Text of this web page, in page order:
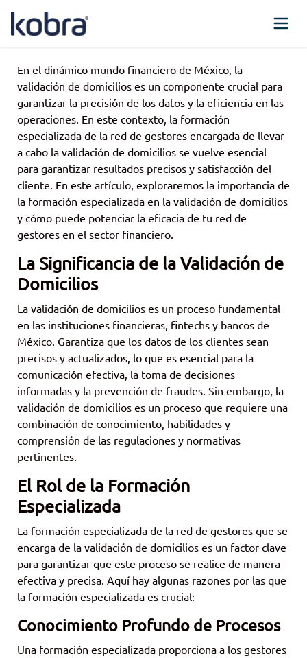
En el dinámico mundo financiero de México, la
validación de domicilios es un componente crucial para
garantizar la precisión de los datos y la eficiencia en las
operaciones. En este contexto, la formación
especializada de la red de gestores encargada de llevar
a cabo la validación de domicilios se vuelve esencial
para garantizar resultados precisos y satisfacción del
cliente. En este artículo, exploraremos la importancia de
la formación especializada en la validación de domicilios
y cómo puede potenciar la eficacia de tu red de
gestores en el sector financiero.
La Significancia de la Validación de
Domicilios
La validación de domicilios es un proceso fundamental
en las instituciones financieras, fintechs y bancos de
México. Garantiza que los datos de los clientes sean
precisos y actualizados, lo que es esencial para la
comunicación efectiva, la toma de decisiones
informadas y la prevención de fraudes. Sin embargo, la
validación de domicilios es un proceso que requiere una
combinación de conocimiento, habilidades y
comprensión de las regulaciones y normativas
pertinentes.
El Rol de la Formación
Especializada
La formación especializada de la red de gestores que se
encarga de la validación de domicilios es un factor clave
para garantizar que este proceso se realice de manera
efectiva y precisa. Aquí hay algunas razones por las que
la formación especializada es crucial:
Conocimiento Profundo de Procesos
Una formación especializada proporciona a los gestores